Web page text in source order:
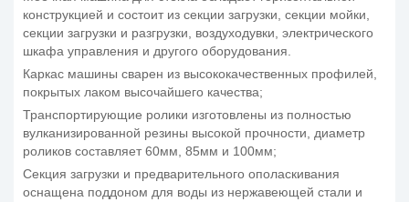
конструкцией и состоит из секции загрузки, секции мойки,
секции загрузки и разгрузки, воздуходувки, электрического
шкафа управления и другого оборудования.
Каркас машины сварен из высококачественных профилей,
покрытых лаком высочайшего качества;
Транспортирующие ролики изготовлены из полностью
вулканизированной резины высокой прочности, диаметр
роликов составляет 60мм, 85мм и 100мм;
Секция загрузки и предварительного ополаскивания
оснащена поддоном для воды из нержавеющей стали и